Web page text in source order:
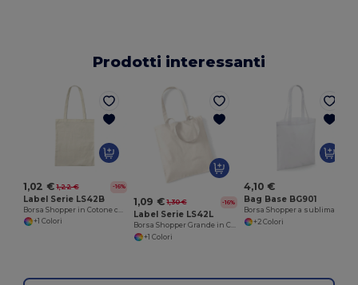
Prodotti interessanti
1,02 € 1,22 € -16%
Label Serie LS42B
+1 Colori
1,09 € 1,30 € -16%
Label Serie LS42L
Borsa Shopper Grande in Cotone con Manici Lunghi
+1 Colori
4,10 €
Bag Base BG901
+2 Colori